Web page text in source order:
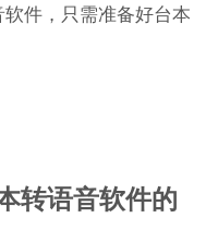
件，只需准备好台本
转语音软件的